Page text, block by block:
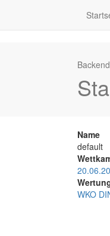
Backend
Name
default
WKO